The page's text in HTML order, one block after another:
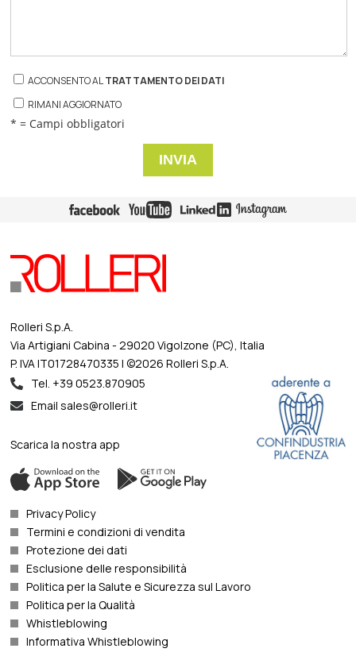
ACCONSENTO ALTRATTAMENTO DEI DATI
RIMANI AGGIORNATO
* = Campi obbligatori
INVIA
Rolleri S.p.A.
Via Artigiani Cabina - 29020 Vigolzone (PC), Italia
P. IVA IT01728470335 | ©2026 Rolleri S.p.A.
Tel. +39 0523.870905
Email sales@rolleri.it
Scarica la nostra app
Privacy Policy
Termini e condizioni di vendita
Protezione dei dati
Esclusione delle responsibilità
Politica per la Salute e Sicurezza sul Lavoro
Politica per la Qualità
Whistleblowing
Informativa Whistleblowing